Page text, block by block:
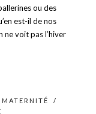
ou des
est-il de nos
ne voit pas l’hiver
MATERNITÉ
/